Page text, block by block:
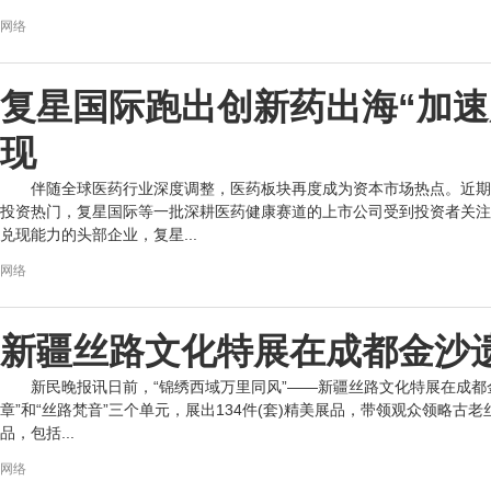
网络
复星国际跑出创新药出海“加
现
伴随全球医药行业深度调整，医药板块再度成为资本市场热点。近
投资热门，复星国际等一批深耕医药健康赛道的上市公司受到投资者关
兑现能力的头部企业，复星...
网络
新疆丝路文化特展在成都金沙
新民晚报讯日前，“锦绣西域万里同风”——新疆丝路文化特展在成都
章”和“丝路梵音”三个单元，展出134件(套)精美展品，带领观众领略古
品，包括...
网络